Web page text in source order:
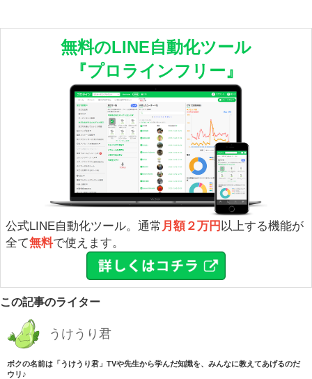
無料のLINE自動化ツール
『プロラインフリー』
公式LINE自動化ツール。通常 月額２万円 以上する機能が
全て無料で使えます。
この記事のライター
うけうり君
ボクの名前は「うけうり君」TVや先生から学んだ知識を、みんなに教えてあげるのだ
ウリ♪